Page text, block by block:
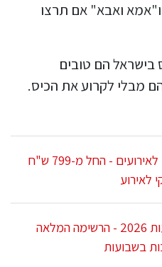
ואבא" אם תרצו
בישראל הם טובים
מבלי לקרוע את הכיס.
מפעיל קריוקי לאירועים - החל מ-799 ש"ח
לאירוע
מסיבות שבועות 2026 - הרשימה המלאה
בשבועות